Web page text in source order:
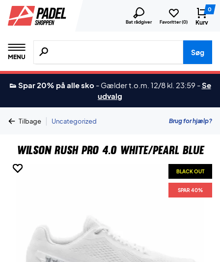
Bat rådgiver Favoritter (0)
0
Kurv
MENU
Søg efter produkter, mærker etc.
Søg
👟 Spar 20% på alle sko - Gælder t.o.m. 12/8 kl. 23:59 -Se
udvalg
Tilbage | Uncategorized Brug for hjælp?
Wilson Rush Pro 4.0 White/Pearl Blue
BLACK OUT
SPAR 40%
BLACK OUT
SPAR 40%
BLACK OUT
SPAR 40%
BLACK OUT
SPAR 40%
BLACK OUT
SPAR 40%
BLACK OUT
SPAR 40%